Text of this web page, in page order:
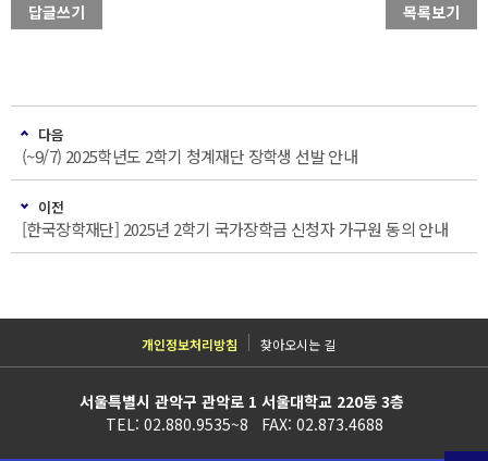
답글쓰기 목록보기
다음
(~9/7) 2025학년도 2학기 청계재단 장학생 선발 안내
이전
[한국장학재단] 2025년 2학기 국가장학금 신청자 가구원 동의 안내
개인정보처리방침 찾아오시는 길
서울특별시 관악구 관악로 1 서울대학교 220동 3층
TEL: 02.880.9535~8 FAX: 02.873.4688